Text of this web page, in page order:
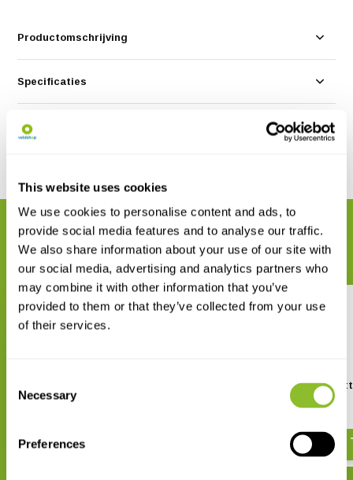
This website uses cookies
We use cookies to personalise content and ads, to
provide social media features and to analyse our traffic.
We also share information about your use of our site with
our social media, advertising and analytics partners who
may combine it with other information that you’ve
provided to them or that they’ve collected from your use
of their services.
Selection
Necessary
Preferences
Productomschrijving
Specificaties
Reviews
GERELATEERDE PRODUCTEN
Maak uw bestelling compleet
HOBO Waterproof
DTW-1